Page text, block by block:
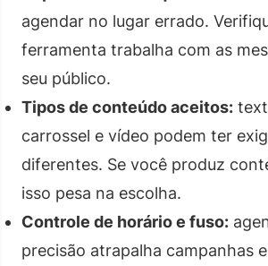
agendar no lugar errado.
ferramenta trabalha com as
seu público.
Tipos de conteúdo aceitos:
carrossel e vídeo podem ter
diferentes. Se você produz
isso pesa na escolha.
Controle de horário e fuso:
precisão atrapalha campanhas